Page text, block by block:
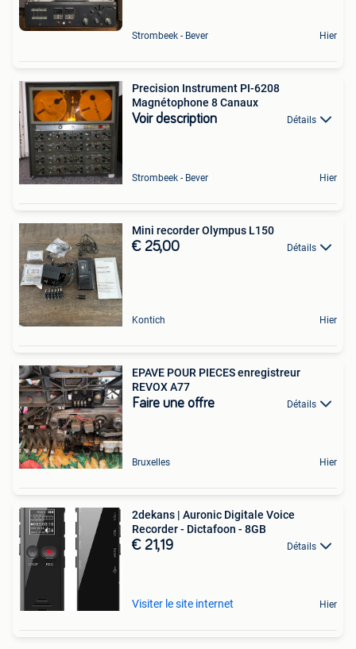
Strombeek - Bever Hier
Precision Instrument PI-6208
Magnétophone 8 Canaux
Voir description Détails
Strombeek - Bever Hier
Mini recorder Olympus L150
€ 25,00 Détails
Kontich Hier
EPAVE POUR PIECES enregistreur
REVOX A77
Faire une offre Détails
Bruxelles Hier
2dekans | Auronic Digitale Voice
Recorder - Dictafoon - 8GB
€ 21,19 Détails
Visiter le site internet Hier